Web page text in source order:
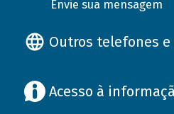
Envie sua mensagem
Outros telefones e
Acesso à